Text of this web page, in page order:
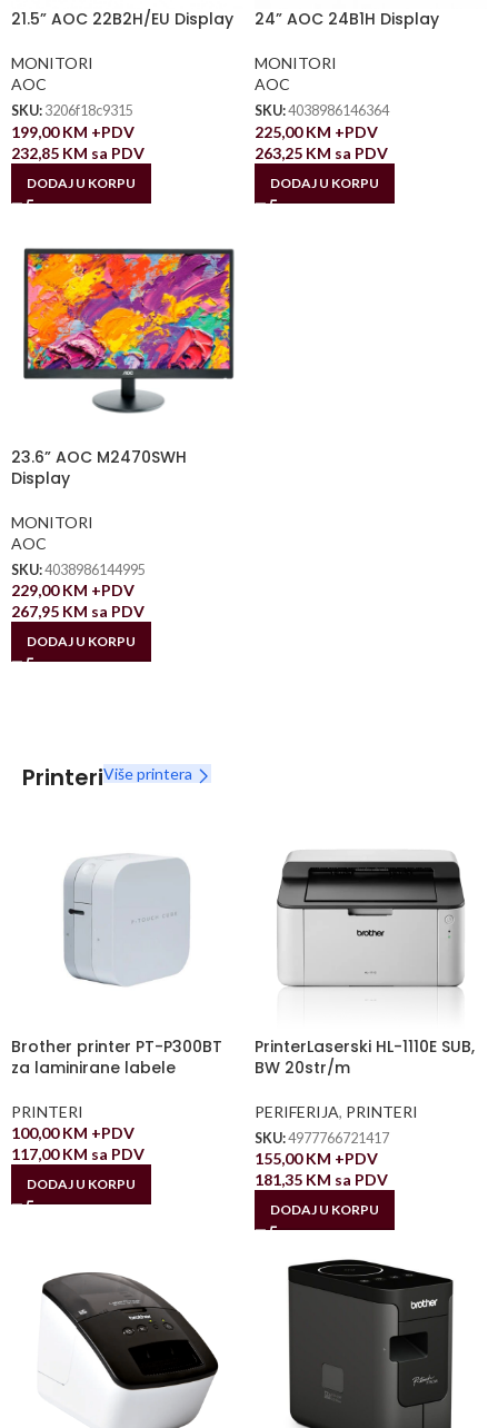
21.5” AOC 22B2H/EU Display
MONITORI
AOC
SKU: 3206f18c9315
199,00KM +PDV
232,85 KM sa PDV
DODAJ U KORPU
24” AOC 24B1H Display
MONITORI
AOC
SKU:4038986146364
225,00KM +PDV
263,25 KM sa PDV
DODAJ U KORPU
23.6” AOC M2470SWH
Display
MONITORI
AOC
SKU:4038986144995
229,00KM +PDV
267,95 KM sa PDV
DODAJ U KORPU
PrinteriViše printera
Brother printer PT-P300BT
za laminirane labele
PRINTERI
100,00KM +PDV
117,00KM sa PDV
DODAJ U KORPU
PrinterLaserski HL-1110E SUB,
BW 20str/m
PERIFERIJA, PRINTERI
SKU:4977766721417
155,00KM +PDV
181,35 KM sa PDV
DODAJ U KORPU